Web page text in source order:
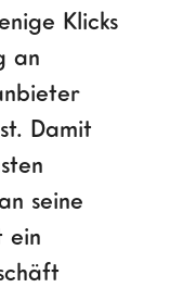
Klicks
an
Damit
seine
ein